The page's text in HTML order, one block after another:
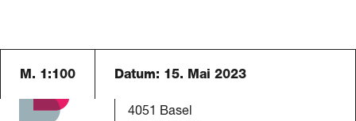
M. 1:100 Datum: 15. Mai 2023
Blaser Architekten AG
4051 Basel